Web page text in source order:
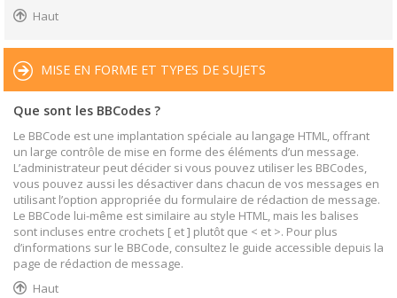
Haut
MISE EN FORME ET TYPES DE SUJETS
Que sont les BBCodes ?
Le BBCode est une implantation spéciale au langage HTML, offrant
un large contrôle de mise en forme des éléments d’un message.
L’administrateur peut décider si vous pouvez utiliser les BBCodes,
vous pouvez aussi les désactiver dans chacun de vos messages en
utilisant l’option appropriée du formulaire de rédaction de message.
Le BBCode lui-même est similaire au style HTML, mais les balises
sont incluses entre crochets [ et ] plutôt que < et >. Pour plus
d’informations sur le BBCode, consultez le guide accessible depuis la
page de rédaction de message.
Haut